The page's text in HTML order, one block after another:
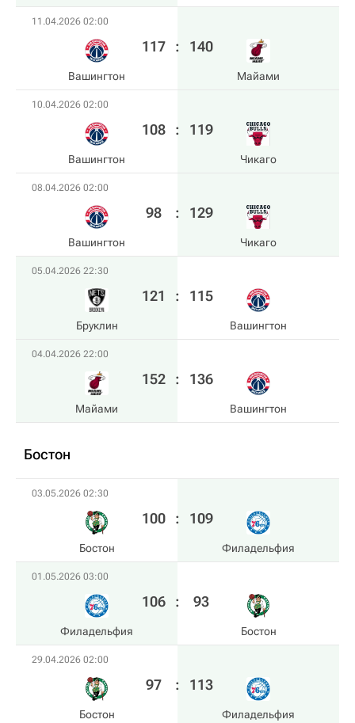
11.04.2026 02:00
Вашингтон
117 : 140
Майами
10.04.2026 02:00
Вашингтон
108 : 119
Чикаго
08.04.2026 02:00
Вашингтон
98 : 129
Чикаго
05.04.2026 22:30
Бруклин
121 : 115
Вашингтон
04.04.2026 22:00
Майами
152 : 136
Вашингтон
Бостон
03.05.2026 02:30
Бостон
100 : 109
Филадельфия
01.05.2026 03:00
Филадельфия
106 : 93
Бостон
29.04.2026 02:00
Бостон
97 : 113
Филадельфия